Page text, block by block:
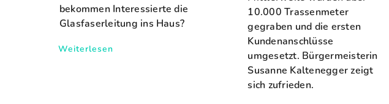
bekommen Interessierte die
Glasfaserleitung ins Haus?
Weiterlesen
10.000 Trassenmeter
gegraben und die ersten
Kundenanschlüsse
umgesetzt. Bürgermeisterin
Susanne Kaltenegger zeigt
sich zufrieden.